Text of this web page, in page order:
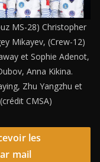
MS-28) Christopher
Mikayev, (Crew-12)
et Sophie Adenot,
Anna Kikina.
Zhu Yangzhu et
CMSA)
les
mail